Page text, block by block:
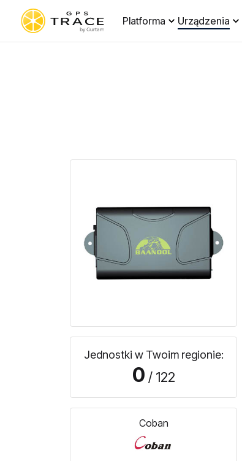
Platforma Urządzenia
Jednostki w Twoim regionie:
0 / 122
Coban